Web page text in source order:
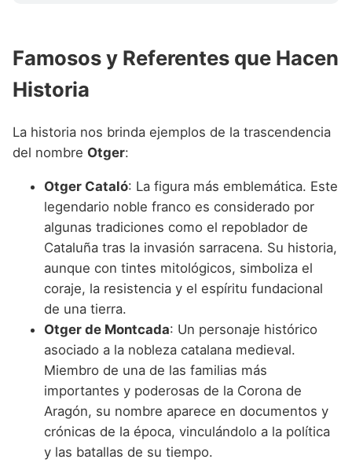
Famosos y Referentes que Hacen
Historia
La historia nos brinda ejemplos de la trascendencia
del nombre Otger:
Otger Cataló: La figura más emblemática. Este
legendario noble franco es considerado por
algunas tradiciones como el repoblador de
Cataluña tras la invasión sarracena. Su historia,
aunque con tintes mitológicos, simboliza el
coraje, la resistencia y el espíritu fundacional
de una tierra.
Otger de Montcada: Un personaje histórico
asociado a la nobleza catalana medieval.
Miembro de una de las familias más
importantes y poderosas de la Corona de
Aragón, su nombre aparece en documentos y
crónicas de la época, vinculándolo a la política
y las batallas de su tiempo.